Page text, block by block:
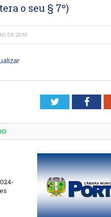
o seu § 7º)
DE 2010
Twitter